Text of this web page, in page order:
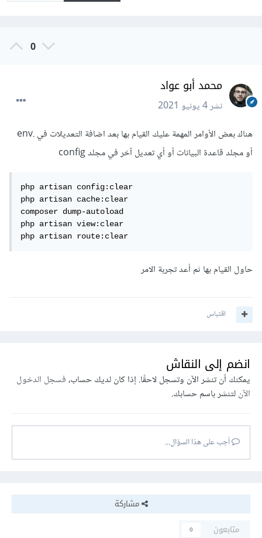
0
محمد أبو عواد
نشر4 يونيو 2021
هناك بعض الأوامر المهمة عليك القيام بها بعد اضافة التعديلات في .env
أو مجلد قاعدة البيانات أو أي تعديل آخر في مجلد config
php artisan config:clear
php artisan cache:clear
composer dump-autoload
php artisan view:clear
php artisan route:clear
حاول القيام بها ثم أعد تجربة الامر
اقتباس
انضم إلى النقاش
يمكنك أن تنشر الآن وتسجل لاحقًا. إذا كان لديك حساب،فسجل الدخول
الآنلتنشر باسم حسابك.
أجب على هذا السؤال...
مشاركة
متابعون
0